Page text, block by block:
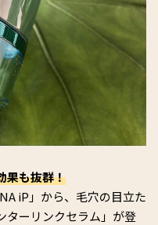
果も抜群！
iP」から、毛穴の目立た
ターリンクセラム」が登